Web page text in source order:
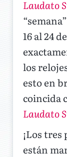
Laudato
16 al 24
los
esto en
coincida
Laudato
¡Los
están